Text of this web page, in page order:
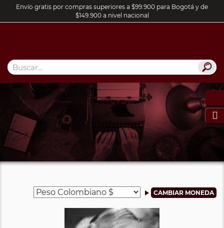
Envío gratis por compras superiores a $99.900 para Bogotá y de
$149.900 a nivel nacional
